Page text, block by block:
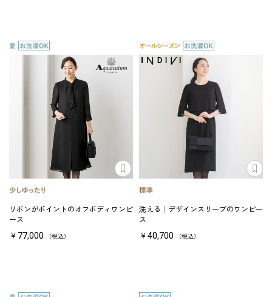
リボンがポイントのオフボディワンピ
ース
￥77,000 （税込）
洗える｜デザインスリーブのワンピー
ス
￥40,700 （税込）